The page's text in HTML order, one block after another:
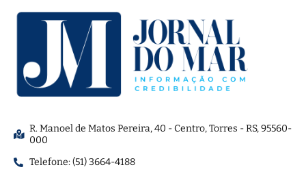
R. Manoel de Matos Pereira, 40 - Centro, Torres - RS, 95560-
000
Telefone: (51) 3664-4188